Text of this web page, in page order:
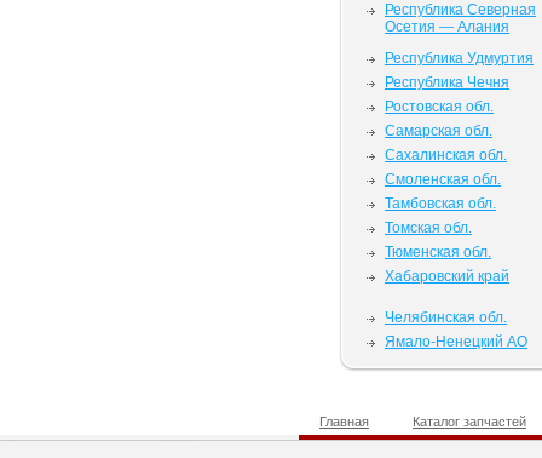
Республика Северная
Осетия — Алания
Республика Удмуртия
Республика Чечня
Ростовская обл.
Самарская обл.
Сахалинская обл.
Смоленская обл.
Тамбовская обл.
Томская обл.
Тюменская обл.
Хабаровский край
Челябинская обл.
Ямало-Ненецкий АО
Главная Каталог запчастей